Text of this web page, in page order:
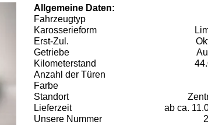
Allgemeine Daten:
Fahrzeugtyp
Karosserieform
Erst-Zul.
Getriebe
Kilometerstand
Anzahl der Türen
Farbe
Standort
Lieferzeit
ab ca.
Unsere Nummer